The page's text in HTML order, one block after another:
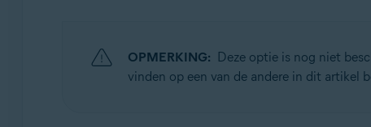
OPMERKING: Deze optie is nog niet
vinden op een van de andere in dit artikel